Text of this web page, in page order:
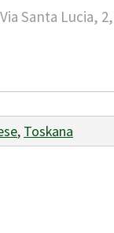
Via Santa Lucia,
, Toskana